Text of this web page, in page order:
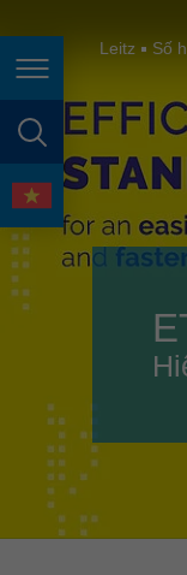
Điều
tìm kiếm
ngôn ngữ
Leitz Số